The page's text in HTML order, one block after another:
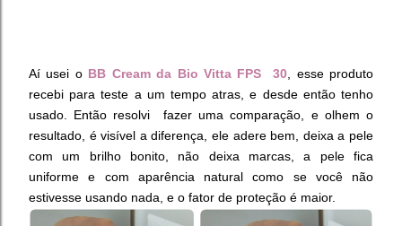
Aí usei o BB Cream da Bio Vitta FPS 30, esse produto
recebi para teste a um tempo atras, e desde então tenho
usado. Então resolvi fazer uma comparação, e olhem o
resultado, é visível a diferença, ele adere bem, deixa a pele
com um brilho bonito, não deixa marcas, a pele fica
uniforme e com aparência natural como se você não
estivesse usando nada, e o fator de proteção é maior.